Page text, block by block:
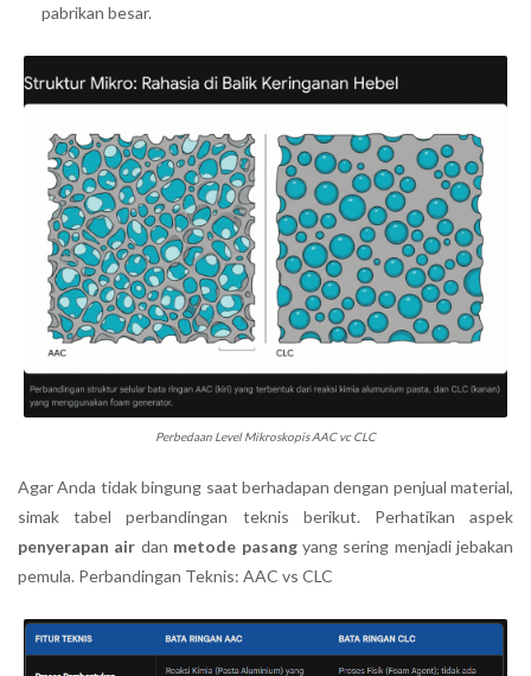
pabrikan besar.
Perbedaan Level Mikroskopis AAC vc CLC
Agar Anda tidak bingung saat berhadapan dengan penjual material,
simak tabel perbandingan teknis berikut. Perhatikan aspek
penyerapan air dan metode pasangyang sering menjadi jebakan
pemula. Perbandingan Teknis: AAC vs CLC